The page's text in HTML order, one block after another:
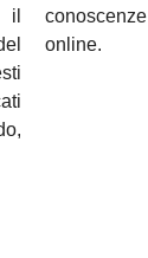
il
online.